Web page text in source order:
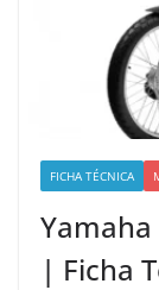
FICHA TÉCNICA
| Ficha